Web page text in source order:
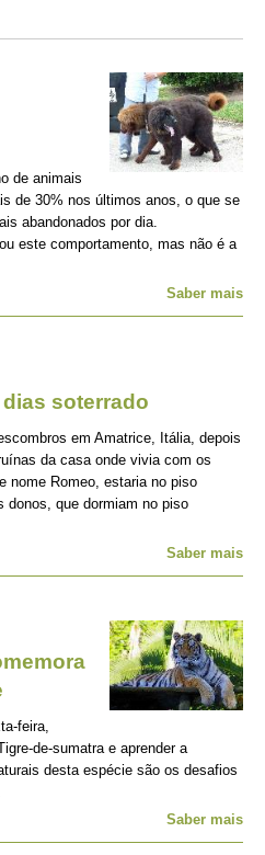
de animais
de 30% nos últimos anos, o que se
abandonados por dia.
este comportamento, mas não é a
Saber mais
soterrado
em Amatrice, Itália, depois
da casa onde vivia com os
nome Romeo, estaria no piso
donos, que dormiam no piso
Saber mais
feira,
de-sumatra e aprender a
desta espécie são os desafios
Saber mais